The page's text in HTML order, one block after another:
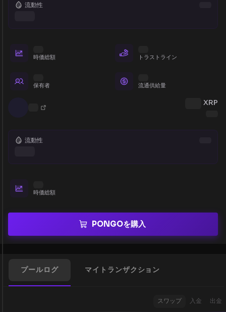
流動性
時価総額 トラストライン
保有者 流通供給量
XRP
流動性
時価総額
PONGOを購入
プールログ マイトランザクション
スワップ 入金 出金